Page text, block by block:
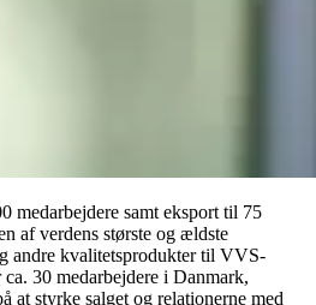
medarbejdere samt eksport til 75
af verdens største og ældste
andre kvalitetsprodukter til VVS-
30 medarbejdere i Danmark,
at styrke salget og relationerne med